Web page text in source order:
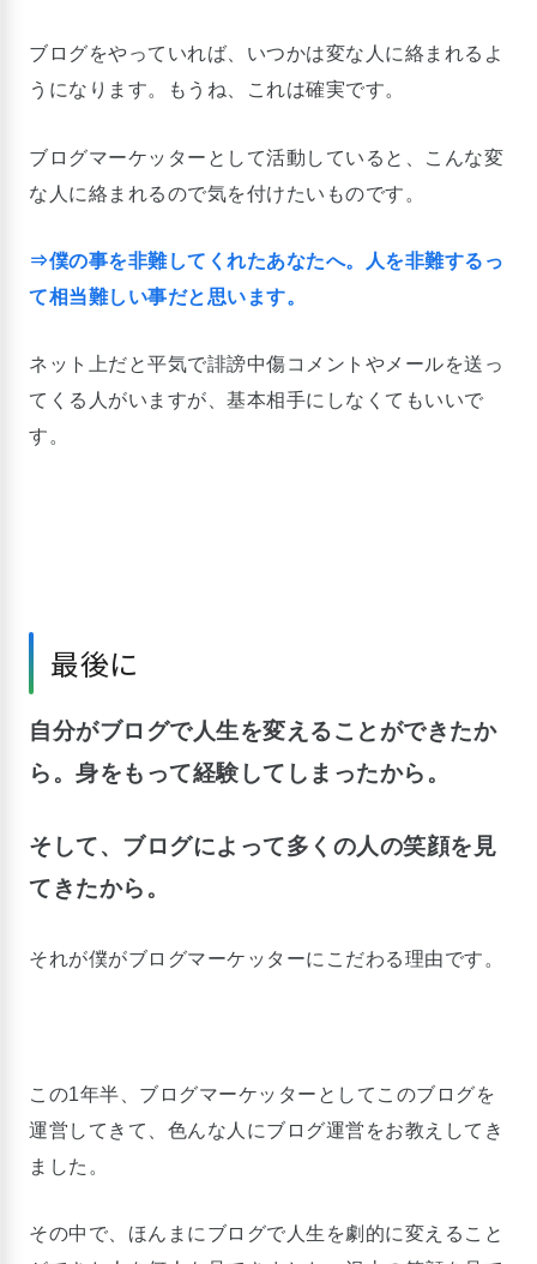
ブログをやっていれば、いつかは変な人に絡まれるよ
うになります。もうね、これは確実です。
ブログマーケッターとして活動していると、こんな変
な人に絡まれるので気を付けたいものです。
⇒僕の事を非難してくれたあなたへ。人を非難するっ
て相当難しい事だと思います。
ネット上だと平気で誹謗中傷コメントやメールを送っ
てくる人がいますが、基本相手にしなくてもいいで
す。
最後に
自分がブログで人生を変えることができたか
ら。 身をもって経験してしまったから。
そして、ブログによって多くの人の笑顔を見
てきたから。
それが僕がブログマーケッターにこだわる理由です。
この1年半、ブログマーケッターとしてこのブログを
運営してきて、色んな人にブログ運営をお教えしてき
ました。
その中で、ほんまにブログで人生を劇的に変えること